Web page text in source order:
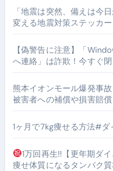
「地震は突然、備えは今
変える地震対策ステッカー
【偽警告に注意】「
へ連絡」は詐欺！今すぐ
熊本イオンモール爆発事
被害者への補償や損害賠
1ヶ月で7kg痩せる方法#
1万回再生!!【更年期ダ
痩せ体質になるタンパク質